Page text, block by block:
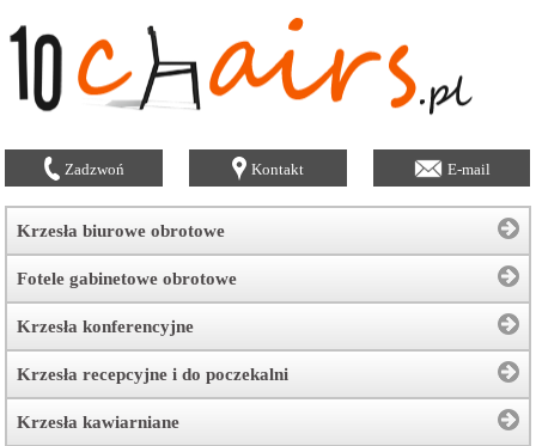
Zadzwoń Kontakt E-mail
Krzesła biurowe obrotowe
Fotele gabinetowe obrotowe
Krzesła konferencyjne
Krzesła recepcyjne i do poczekalni
Krzesła kawiarniane